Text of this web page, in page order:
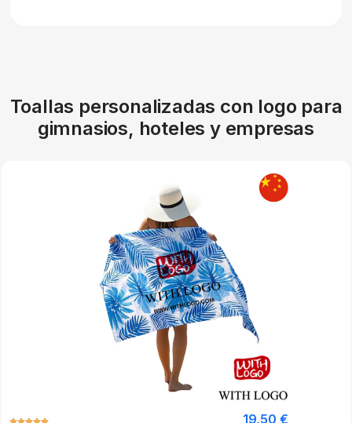
Toallas personalizadas con logo para
gimnasios, hoteles y empresas
19,50 €